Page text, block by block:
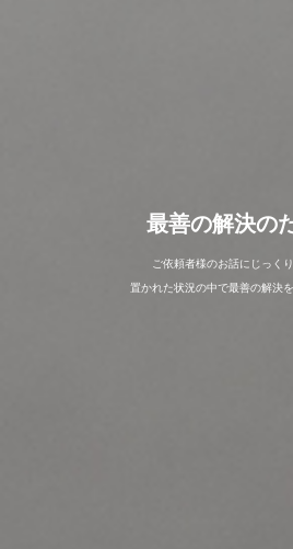
最善の解決の
ご依頼者様のお話にじっく
置かれた状況の中で最善の解決を